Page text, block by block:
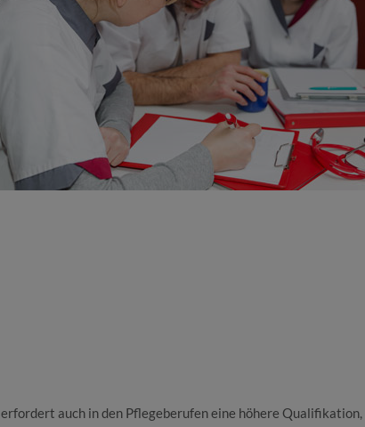
auch in den Pflegeberufen eine höhere Qualifikation,